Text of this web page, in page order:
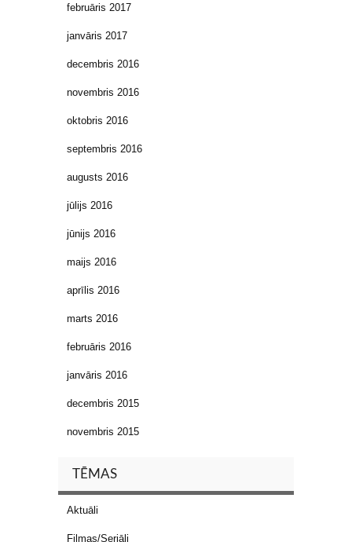
februāris 2017
janvāris 2017
decembris 2016
novembris 2016
oktobris 2016
septembris 2016
augusts 2016
jūlijs 2016
jūnijs 2016
maijs 2016
aprīlis 2016
marts 2016
februāris 2016
janvāris 2016
decembris 2015
novembris 2015
TĒMAS
Aktuāli
Filmas/Seriāli